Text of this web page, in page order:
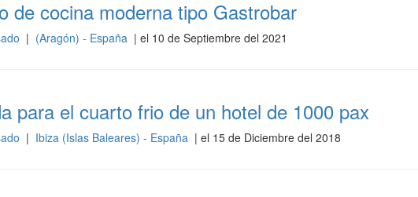
de cocina moderna tipo Gastrobar
| (Aragón) - España | el 10 de Septiembre del 2021
para el cuarto frio de un hotel de 1000 pax
| Ibiza (Islas Baleares) - España | el 15 de Diciembre del 2018